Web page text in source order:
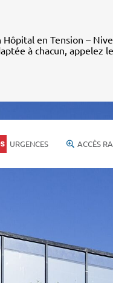
en Tension –
à chacun, appelez
URGENCES ACCÈS